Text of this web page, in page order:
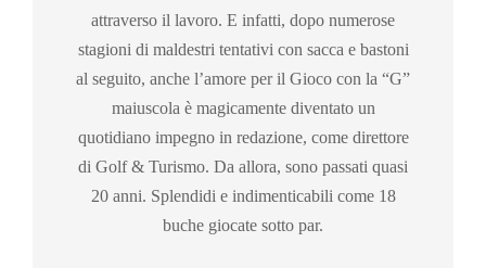
attraverso il lavoro. E infatti, dopo numerose
stagioni di maldestri tentativi con sacca e bastoni
al seguito, anche l’amore per il Gioco con la “G”
maiuscola è magicamente diventato un
quotidiano impegno in redazione, come direttore
di Golf & Turismo. Da allora, sono passati quasi
20 anni. Splendidi e indimenticabili come 18
buche giocate sotto par.